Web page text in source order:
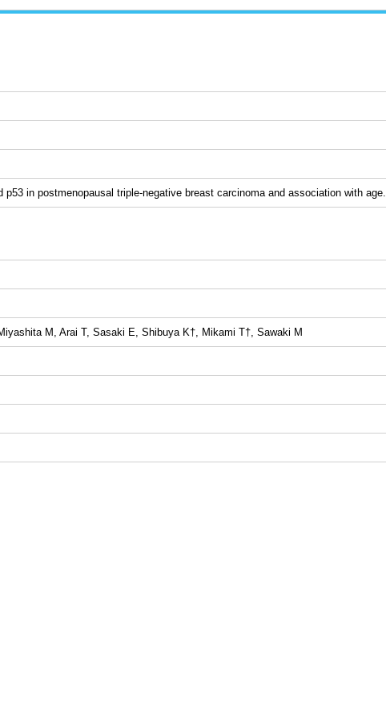
in postmenopausal triple-negative breast carcinoma and association with age.
M, Arai T, Sasaki E, Shibuya K†, Mikami T†, Sawaki M